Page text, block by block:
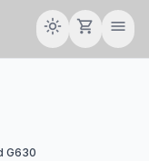
light_mode shopping_cart menu
G630